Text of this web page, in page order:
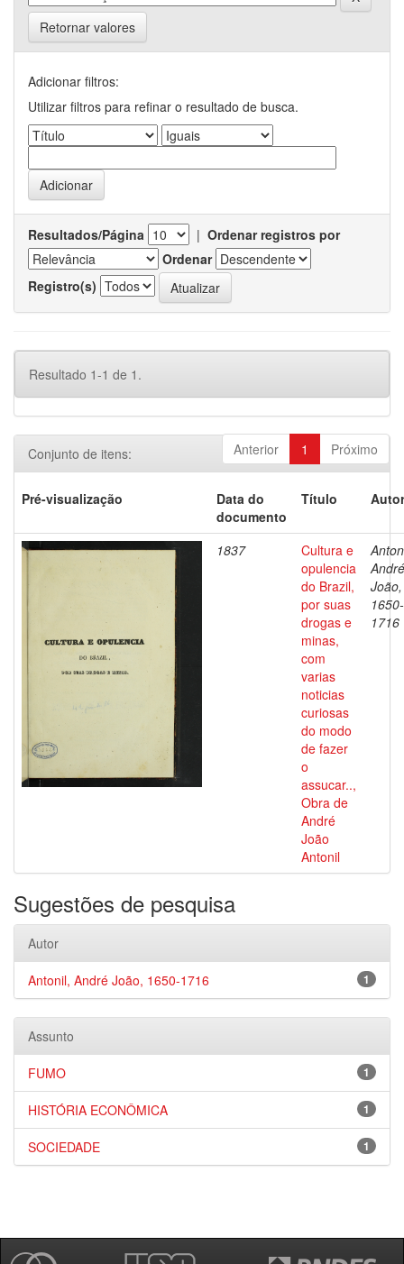
Retornar valores
Adicionar filtros:
Utilizar filtros para refinar o resultado de busca.
Resultados/Página | Ordenar registros por
Ordenar
Registro(s)
Resultado 1-1 de 1.
Anterior 1 Próximo
Conjunto de itens:
Pré-visualização
Data do
documento
Título
1837
Cultura e
opulencia
do Brazil,
por suas
drogas e
minas,
com
varias
noticias
curiosas
do modo
de fazer
o
assucar..,
Obra de
André
João
Antonil
André
João,
1650-
1716
Sugestões de pesquisa
Autor
1
Antonil, André João, 1650-1716
Assunto
1
FUMO
1
HISTÓRIA ECONÔMICA
1
SOCIEDADE